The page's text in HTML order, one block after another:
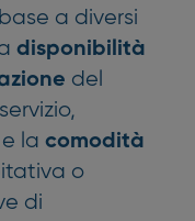
a diversi
disponibilità
del
la comodità
o
di